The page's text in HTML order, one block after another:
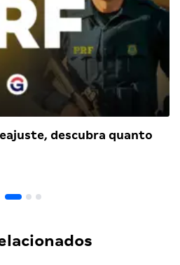
descubra quanto